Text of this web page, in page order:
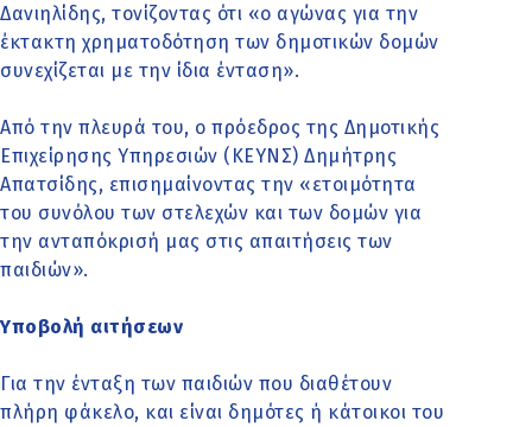
Δανιηλίδης, τονίζοντας ότι «ο αγώνας για την
έκτακτη χρηματοδότηση των δημοτικών δομών
συνεχίζεται με την ίδια ένταση».
Από την πλευρά του, ο πρόεδρος της Δημοτικής
Επιχείρησης Υπηρεσιών (ΚΕΥΝΣ) Δημήτρης
Απατσίδης, επισημαίνοντας την «ετοιμότητα
του συνόλου των στελεχών και των δομών για
την ανταπόκρισή μας στις απαιτήσεις των
παιδιών».
Υποβολή αιτήσεων
Για την ένταξη των παιδιών που διαθέτουν
πλήρη φάκελο, και είναι δημότες ή κάτοικοι του